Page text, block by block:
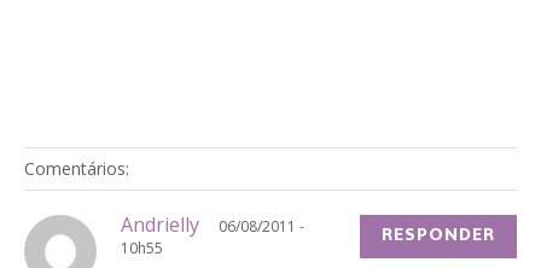
Comentários:
Andrielly
06/08/2011 -
10h55
RESPONDER